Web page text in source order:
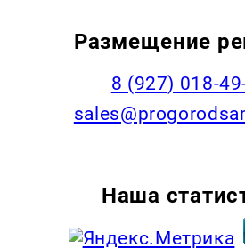
Размещение
8 (927) 018-
Наша